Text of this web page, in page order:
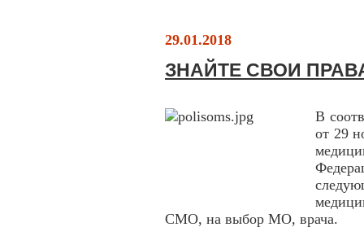
29.01.2018
ЗНАЙТЕ СВОИ
В
от 29
СМО, на выбор МО, врача.